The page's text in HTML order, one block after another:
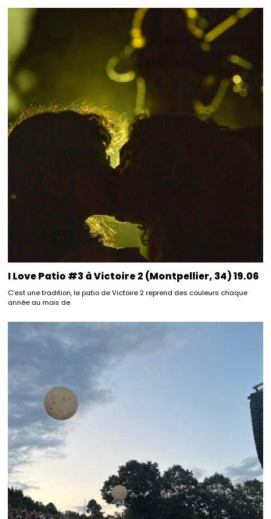
I Love Patio #3 à Victoire 2 (Montpellier, 34) 19.06
C’est une tradition, le patio de Victoire 2 reprend des couleurs chaque
année au mois de